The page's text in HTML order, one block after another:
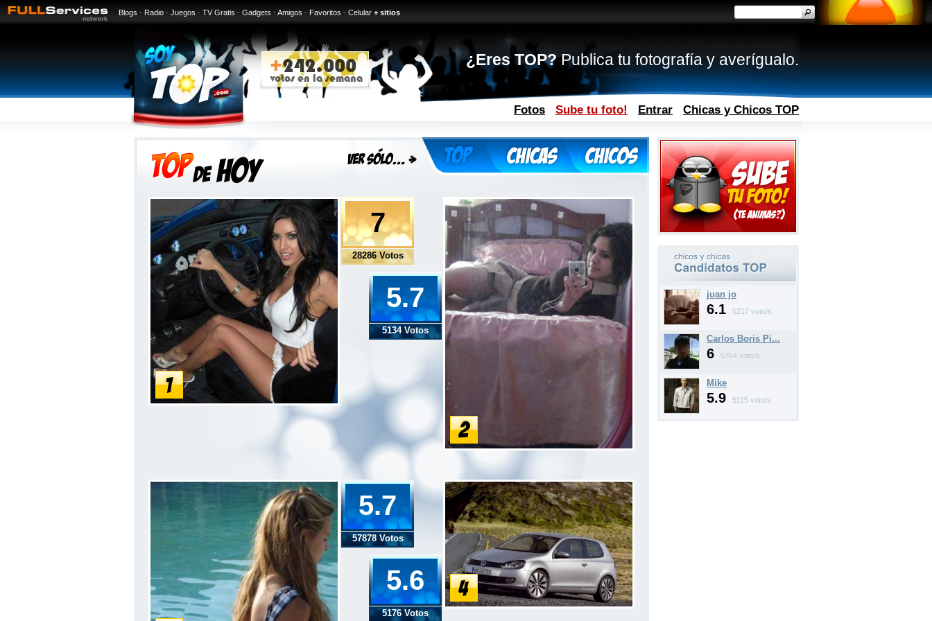
Blogs · Radio · Juegos · TV Gratis · Gadgets · Amigos · Favoritos · Celular + sitios
¿Eres TOP?Publica tu fotografía y averígualo.
Fotos Sube tu foto! Entrar Chicas y Chicos TOP
juan jo
6.1 5217 voto/s
Carlos Boris Pi...
6 5354 voto/s
Mike
5.9 5115 voto/s
7
28286 Votos
5.7
5134 Votos
5.7
57878 Votos
5.6
5176 Votos